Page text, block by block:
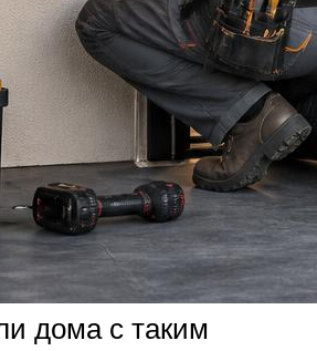
дома с таким